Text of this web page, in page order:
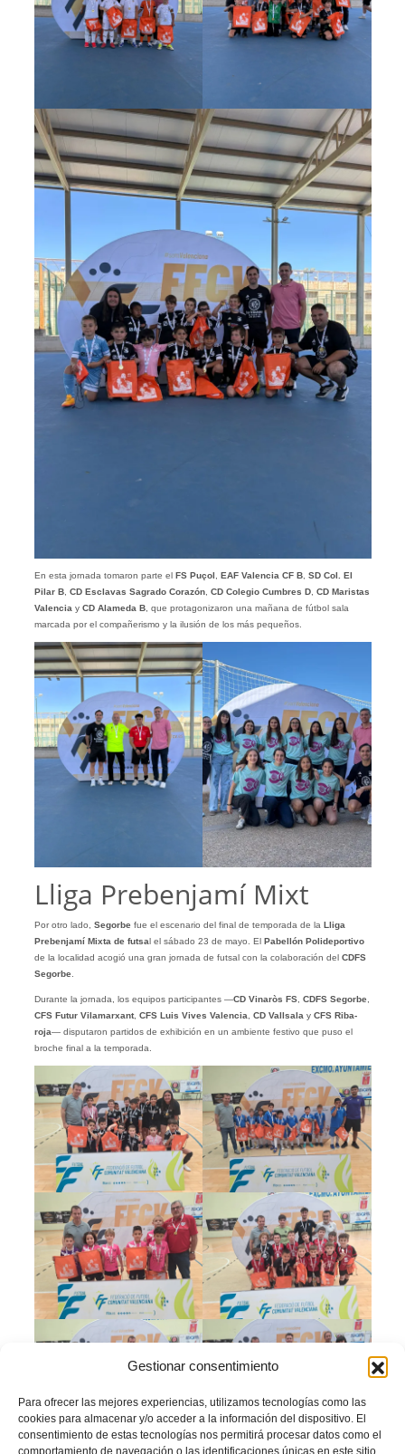
Gestionar consentimiento
Para ofrecer las mejores experiencias, utilizamos tecnologías como las
cookies para almacenar y/o acceder a la información del dispositivo. El
consentimiento de estas tecnologías nos permitirá procesar datos como el
comportamiento de navegación o las identificaciones únicas en este sitio.
En esta jornada tomaron parte el FS Puçol, EAF Valencia CF B, SD Col. El
Pilar B, CD Esclavas Sagrado Corazón, CD Colegio Cumbres D, CD Maristas
Valencia yCD Alameda B, que protagonizaron una mañana de fútbol sala
marcada por el compañerismo y la ilusión de los más pequeños.
Lliga Prebenjamí Mixt
Por otro lado, Segorbefue el escenario del final de temporada de la Lliga
Prebenjamí Mixta de futsal el sábado 23 de mayo. El Pabellón Polideportivo
de la localidad acogió una gran jornada de futsal con la colaboración del CDFS
Segorbe.
Durante la jornada, los equipos participantes —CD Vinaròs FS, CDFS Segorbe,
CFS Futur Vilamarxant, CFS Luis Vives Valencia CD Vallsala y CFS Riba-
roja— disputaron partidos de exhibición en un ambiente festivo que puso el
broche final a la temporada.